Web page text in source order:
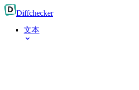
Diffchecker
文本